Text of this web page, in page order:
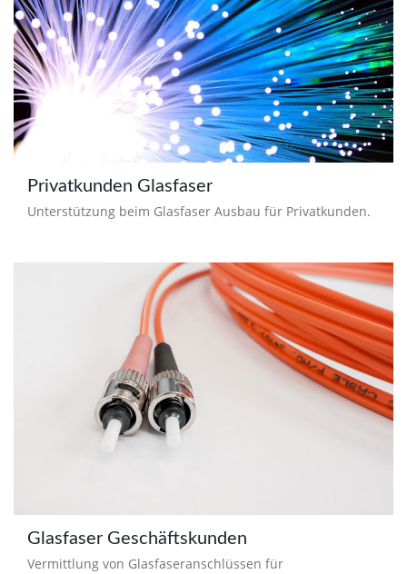
Privatkunden Glasfaser
Unterstützung beim Glasfaser Ausbau für Privatkunden.
Glasfaser Geschäftskunden
Vermittlung von Glasfaseranschlüssen für